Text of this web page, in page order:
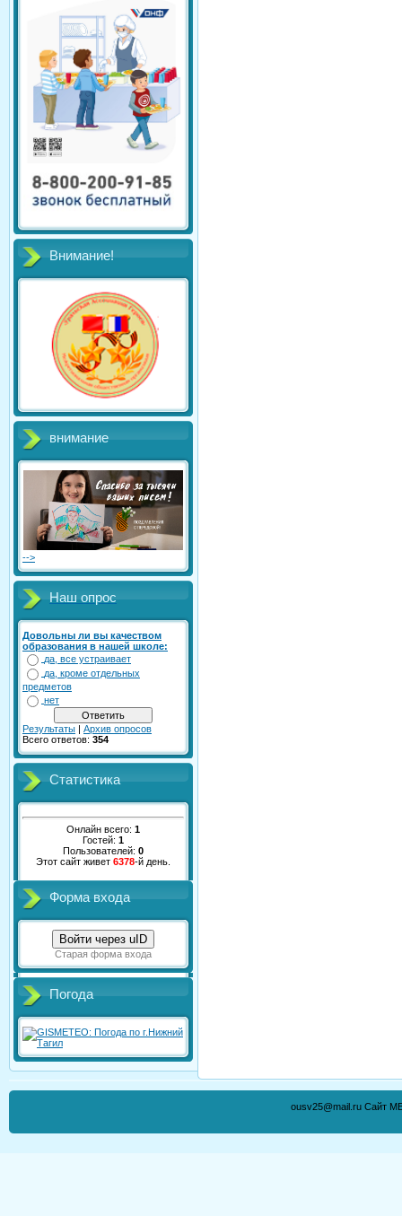
Внимание!
внимание
-->
Наш опрос
Довольны ли вы качеством
образования в нашей школе:
да, все устраивает
да, кроме отдельных
предметов
нет
Результаты | Архив опросов
Всего ответов: 354
Статистика
Онлайн всего: 1
Гостей: 1
Пользователей: 0
Этот сайт живет 6378-й день.
Форма входа
Войти через uID
Старая форма входа
Погода
ousv25@mail.ru Сайт